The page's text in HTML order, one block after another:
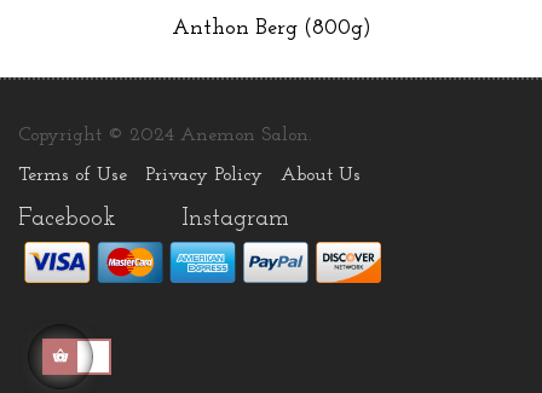
Anthon Berg (800g)
Copyright © 2024 Anemon Salon.
Terms of Use Privacy Policy About Us
Facebook Instagram